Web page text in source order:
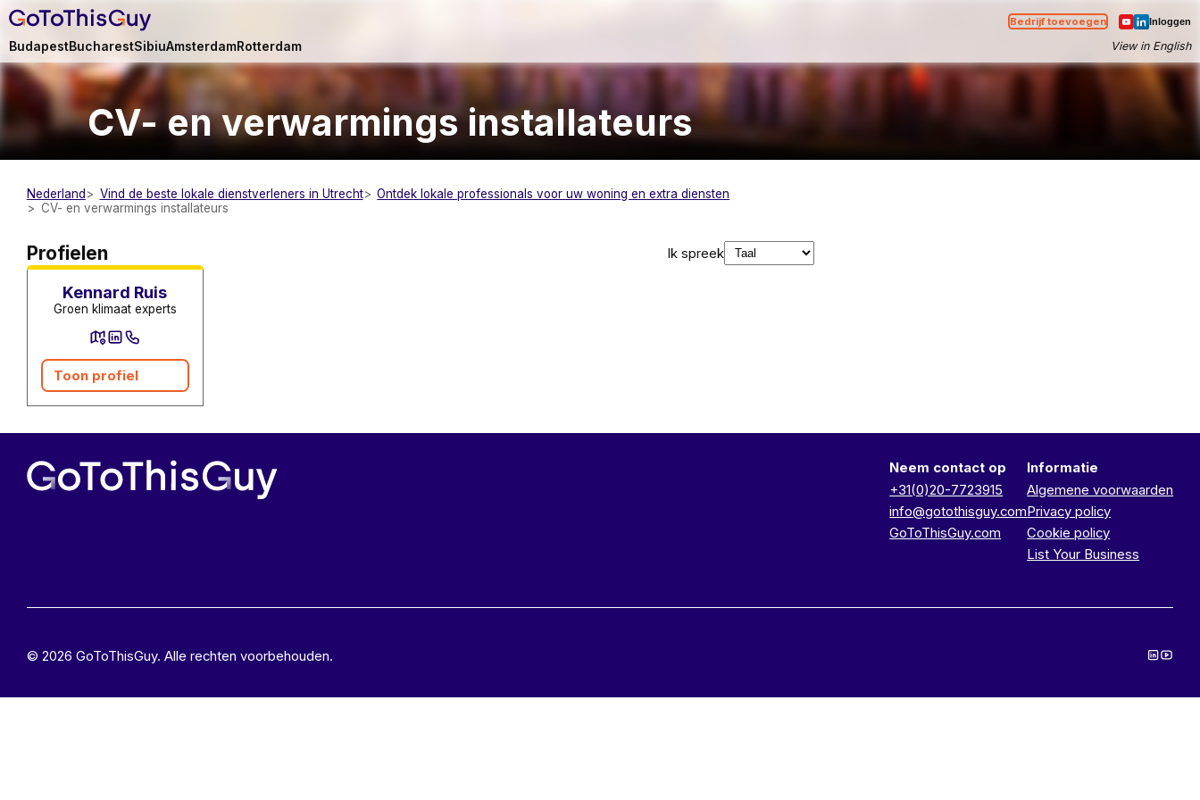
Bedrijf toevoegen Inloggen
BudapestBucharestSibiuAmsterdamRotterdam View in English
CV- en verwarmings installateurs
Nederland Vind de beste lokale dienstverleners in Utrecht
Ontdek lokale professionals voor uw woning en extra diensten
CV- en verwarmings installateurs
Profielen Ik spreek
installateurs
Kennard Ruis
Groen klimaat experts
Toon profiel
Neem contact op
+31(0)20-7723915
info@gotothisguy.com
GoToThisGuy.com
Informatie
Algemene voorwaarden
Privacy policy
Cookie policy
List Your Business
© 2026 GoToThisGuy. Alle rechten voorbehouden.